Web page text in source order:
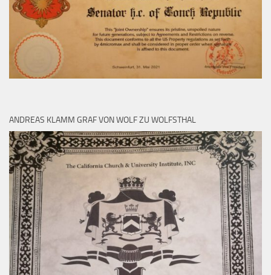
ANDREAS KLAMM GRAF VON WOLF ZU WOLFSTHAL